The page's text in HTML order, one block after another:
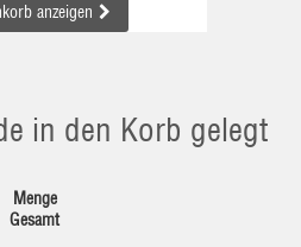
anzeigen
in den Korb gelegt
Menge
Gesamt